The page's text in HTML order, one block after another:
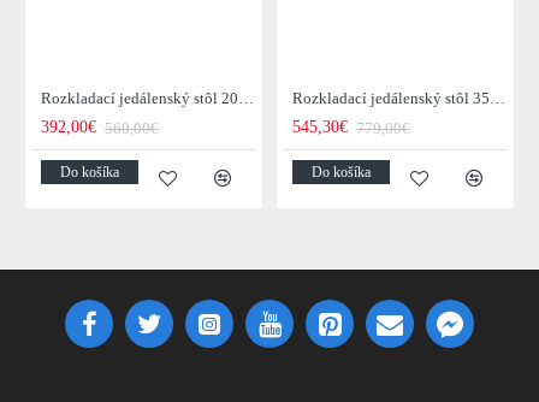
Rozkladací jedálenský stôl 20976 120/200x80cm Masív drevo Palisander
392,00€ 560,00€
Do košíka
Rozkladací jedálenský stôl 35299 160/240x100cm Masív drevo Palisander
545,30€ 779,00€
Do košíka